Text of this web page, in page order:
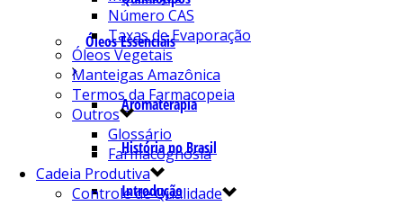
Óleos Essenciais
Aromaterapia
História no Brasil
Introdução
Número CAS
Taxas de Evaporação
Óleos Vegetais
Manteigas Amazônica
Termos da Farmacopeia
Outros
Glossário
Farmacognosia
Cadeia Produtiva
Controle de Qualidade